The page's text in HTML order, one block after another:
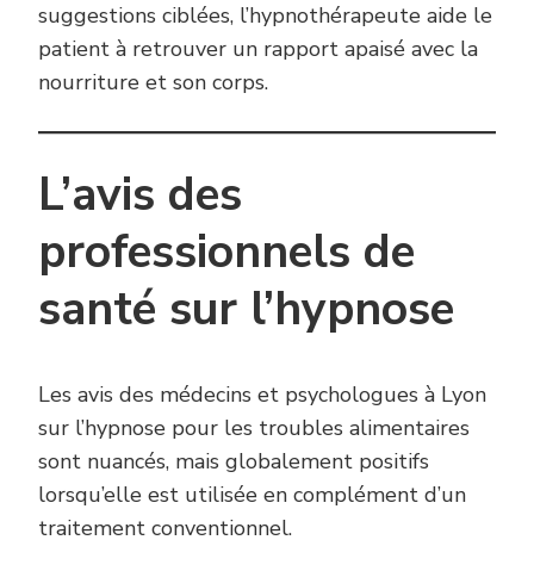
suggestions ciblées, l’hypnothérapeute aide le
patient à retrouver un rapport apaisé avec la
nourriture et son corps.
L’avis des
professionnels de
santé sur l’hypnose
Les avis des médecins et psychologues à Lyon
sur l’hypnose pour les troubles alimentaires
sont nuancés, mais globalement positifs
lorsqu’elle est utilisée en complément d’un
traitement conventionnel.